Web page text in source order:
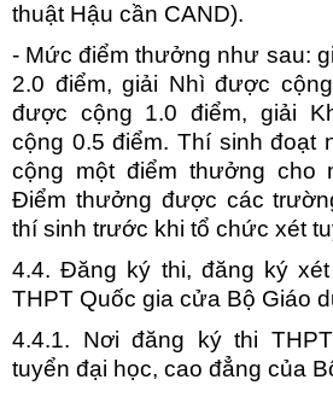
thuật Hậu cần CAND).
- Mức điểm thưởng như sau:
2.0 điểm, giải Nhì được
được cộng 1.0 điểm, giải
cộng 0.5 điểm. Thí sinh đoạt
cộng một điểm thưởng cho
Điểm thưởng được các
thí sinh trước khi tổ chức xét
4.4. Đăng ký thi, đăng ký
THPT Quốc gia cửa Bộ Giáo
4.4.1. Nơi đăng ký thi
tuyển đại học, cao đẳng của